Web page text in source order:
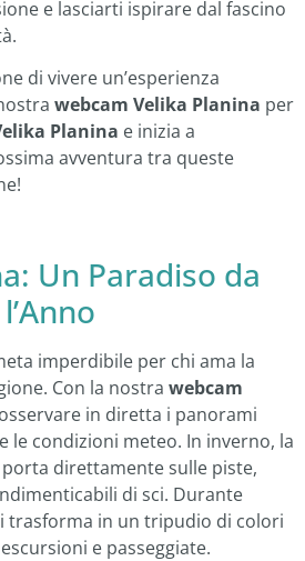
e lasciarti ispirare dal fascino
di vivere un’esperienza
webcam Velika Planina per
Planina e inizia a
avventura tra queste
Un Paradiso da
imperdibile per chi ama la
Con la nostra webcam
in diretta i panorami
le condizioni meteo. In inverno, la
direttamente sulle piste,
di sci. Durante
trasforma in un tripudio di colori
e passeggiate.